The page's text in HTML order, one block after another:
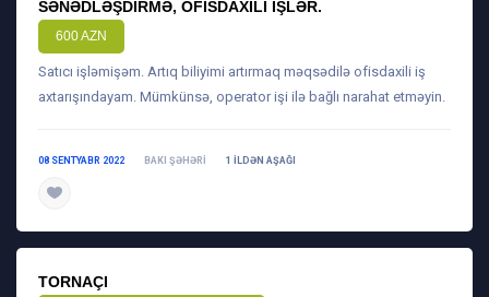
SƏNƏDLƏŞDIRMƏ, OFISDAXILI IŞLƏR.
600 AZN
Satıcı işləmişəm. Artıq biliyimi artırmaq məqsədilə ofisdaxili iş
axtarışındayam. Mümkünsə, operator işi ilə bağlı narahat etməyin.
08 SENTYABR 2022 BAKI ŞƏHƏRI 1 ILDƏN AŞAĞI
TORNAÇI